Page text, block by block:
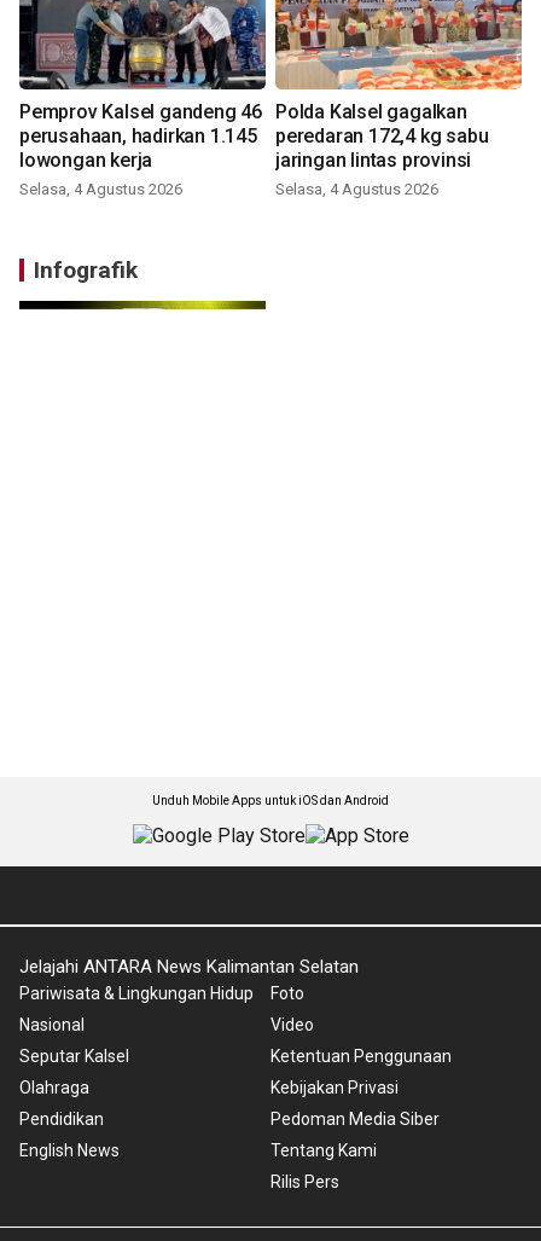
Pemprov Kalsel gandeng 46
perusahaan, hadirkan 1.145
lowongan kerja
Selasa, 4 Agustus 2026
Polda Kalsel gagalkan
peredaran 172,4 kg sabu
jaringan lintas provinsi
Selasa, 4 Agustus 2026
Infografik
Unduh Mobile Apps untuk iOS dan Android
Jelajahi ANTARA News Kalimantan Selatan
Pariwisata & Lingkungan Hidup
Nasional
Seputar Kalsel
Olahraga
Pendidikan
English News
Foto
Video
Ketentuan Penggunaan
Kebijakan Privasi
Pedoman Media Siber
Tentang Kami
Rilis Pers